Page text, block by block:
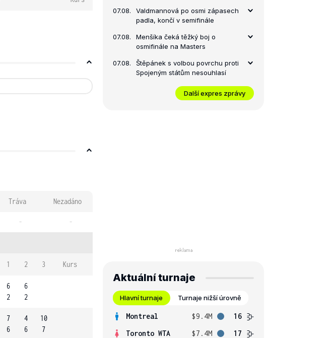
Tráva Nezadáno
- -
1 2 3 Kurs
6
2
6
2
7
6
4
6
10
7
07.08.
Valdmannová po osmi zápasech
padla, končí v semifinále
07.08.
Menšíka čeká těžký boj o
osmifinále na Masters
07.08.
Štěpánek s volbou povrchu proti
Spojeným státům nesouhlasí
Další expres zprávy
Aktuální turnaje
Hlavní turnaje Turnaje nižší úrovně
Montreal $9.4M
16
Toronto WTA
$7.4M 17